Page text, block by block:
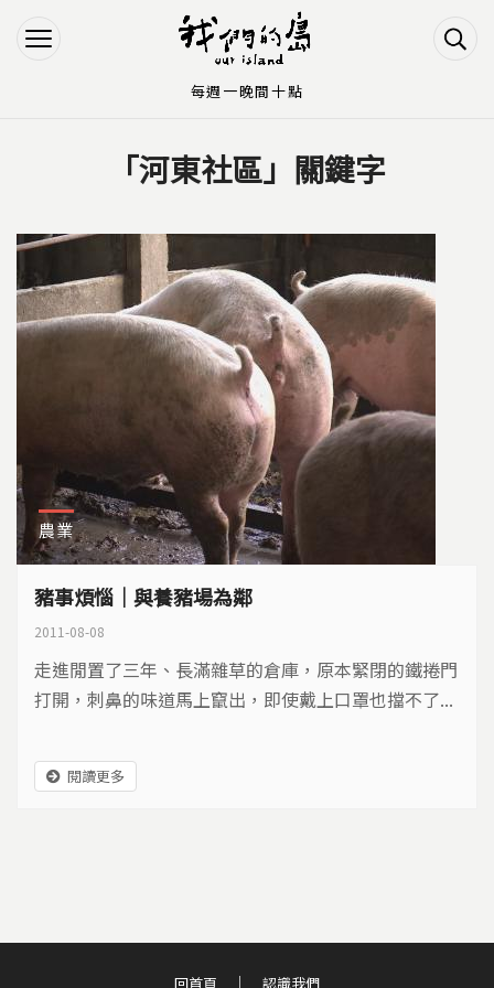
Jump to Navigation
Jump to Main content
「河東社區」關鍵字
農業
豬事煩惱｜與養豬場為鄰
2011-08-08
走進閒置了三年、長滿雜草的倉庫，原本緊閉的鐵捲門
打開，刺鼻的味道馬上竄出，即使戴上口罩也擋不了...
閱讀更多
回首頁 認識我們
每週一晚間十點